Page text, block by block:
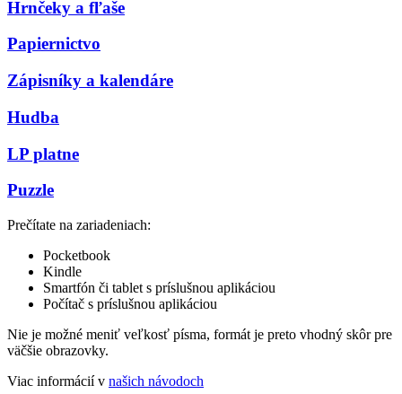
Hrnčeky a fľaše
Papiernictvo
Zápisníky a kalendáre
Hudba
LP platne
Puzzle
Prečítate na zariadeniach:
Pocketbook
Kindle
Smartfón či tablet s príslušnou aplikáciou
Počítač s príslušnou aplikáciou
Nie je možné meniť veľkosť písma, formát je preto vhodný skôr pre
väčšie obrazovky.
Viac informácií v našich návodoch